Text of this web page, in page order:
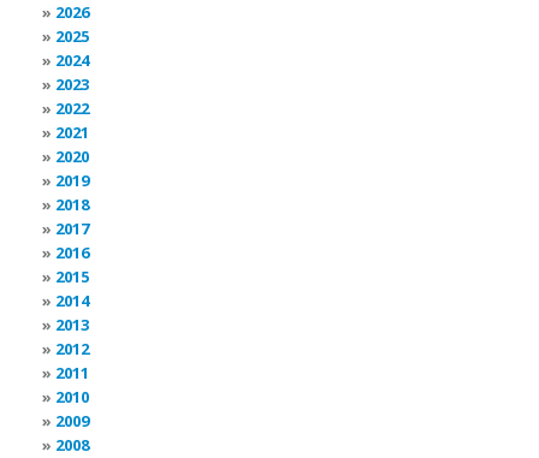
2026
2025
2024
2023
2022
2021
2020
2019
2018
2017
2016
2015
2014
2013
2012
2011
2010
2009
2008